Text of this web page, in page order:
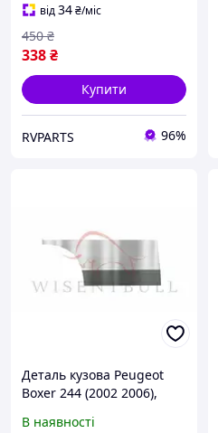
від34₴/міс
338₴
450 ₴
Купити
RVPARTS 96%
Деталь кузова Peugeot
Boxer 244 (2002 2006),
В наявності